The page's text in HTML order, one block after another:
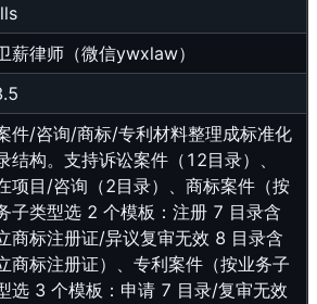
薪律师（微信ywxlaw）
件/咨询/商标/专利材料整理成标准化
结构。支持诉讼案件（12目录）、
项目/咨询（2目录）、商标案件（按
子类型选 2 个模板：注册 7 目录含
商标注册证/异议复审无效 8 目录含
商标注册证）、专利案件（按业务子
选 3 个模板：申请 7 目录/复审无效